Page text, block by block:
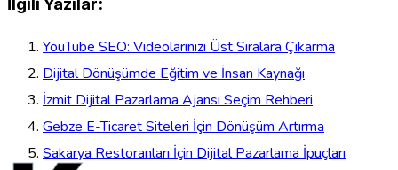
YouTube SEO: Videolarınızı Üst Sıralara Çıkarma
Dijital Dönüşümde Eğitim ve İnsan Kaynağı
İzmit Dijital Pazarlama Ajansı Seçim Rehberi
Gebze E-Ticaret Siteleri İçin Dönüşüm Artırma
Sakarya Restoranları İçin Dijital Pazarlama İpuçları